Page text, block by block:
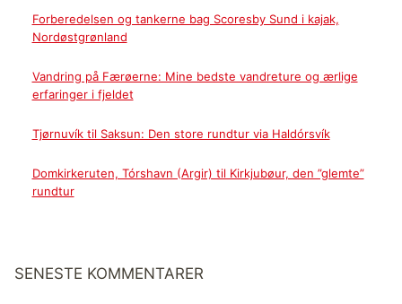
Forberedelsen og tankerne bag Scoresby Sund i kajak,
Nordøstgrønland
Vandring på Færøerne: Mine bedste vandreture og ærlige
erfaringer i fjeldet
Tjørnuvík til Saksun: Den store rundtur via Haldórsvík
Domkirkeruten, Tórshavn (Argir) til Kirkjubøur, den ”glemte”
rundtur
SENESTE KOMMENTARER